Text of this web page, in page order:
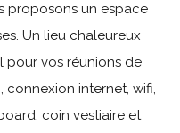
proposons un espace
Un lieu chaleureux
pour vos réunions de
connexion internet, wifi,
coin vestiaire et